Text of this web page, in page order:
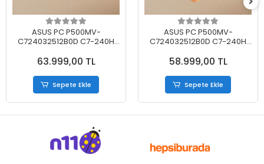
ASUS PC P500MV-
C724032512B0D C7-240H
63.999,00 TL
Sepete Ekle
ASUS PC P500MV-
C724032512B0D C7-240H
58.999,00 TL
Sepete Ekle